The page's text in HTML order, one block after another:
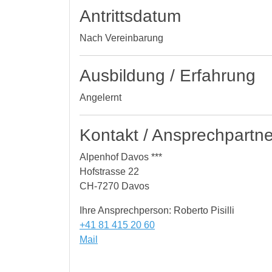
Antrittsdatum
Nach Vereinbarung
Ausbildung / Erfahrung
Angelernt
Kontakt /
Alpenhof Davos ***
Hofstrasse 22
CH-7270 Davos
Ihre Ansprechperson: Roberto Pisilli
+41 81 415 20 60
Mail